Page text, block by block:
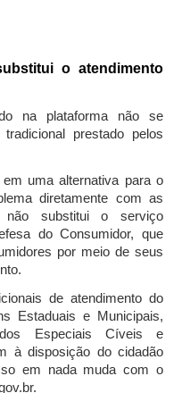
o atendimento
na plataforma não se
prestado pelos
uma alternativa para o
diretamente com as
não substitui o serviço
do Consumidor, que
por meio de seus
de atendimento do
Estaduais e Municipais,
Especiais Cíveis e
à disposição do cidadão
em nada muda com o